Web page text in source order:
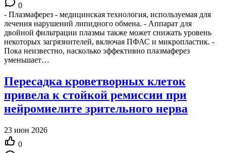
0
- Плазмаферез - медицинская технология, используемая для
лечения нарушений липидного обмена. - Аппарат для
двойной фильтрации плазмы также может снижать уровень
некоторых загрязнителей, включая ПФАС и микропластик. -
Пока неизвестно, насколько эффективно плазмаферез
уменьшает…
Пересадка кроветворных клеток
привела к стойкой ремиссии при
нейромиелите зрительного нерва
23 июн 2026
0